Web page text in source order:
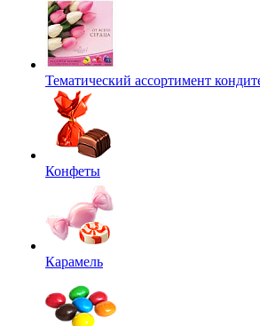
Тематический ассортимент
Конфеты
Карамель